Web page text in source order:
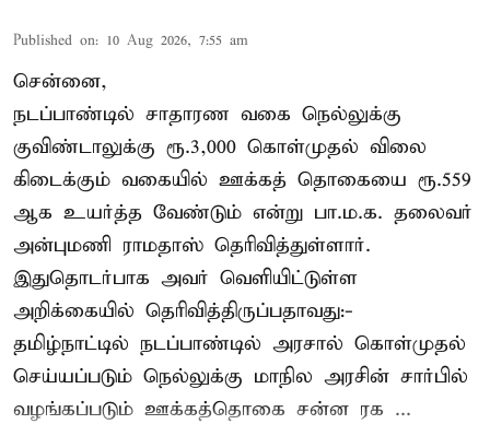
Published on: 10 Aug 2026, 7:55 am
சென்னை,
நடப்பாண்டில் சாதாரண வகை நெல்லுக்கு
குவிண்டாலுக்கு ரூ.3,000 கொள்முதல் விலை
கிடைக்கும் வகையில் ஊக்கத் தொகையை ரூ.559
ஆக உயர்த்த வேண்டும் என்று பா.ம.க. தலைவர்
அன்புமணி ராமதாஸ் தெரிவித்துள்ளார்.
இதுதொடர்பாக அவர் வெளியிட்டுள்ள
அறிக்கையில் தெரிவித்திருப்பதாவது:-
தமிழ்நாட்டில் நடப்பாண்டில் அரசால் கொள்முதல்
செய்யப்படும் நெல்லுக்கு மாநில அரசின் சார்பில்
வழங்கப்படும் ஊக்கத்தொகை சன்ன ரக ...